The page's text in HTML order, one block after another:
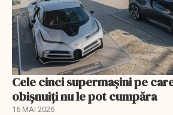
Cele cinci supermașini pe
obișnuiți nu le pot cumpăra
16 MAI 2026